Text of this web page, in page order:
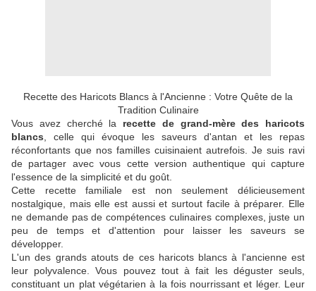
Recette des Haricots Blancs à l'Ancienne : Votre Quête de la
Tradition Culinaire
Vous avez cherché la recette de grand-mère des haricots
blancs , celle qui évoque les saveurs d'antan et les repas
réconfortants que nos familles cuisinaient autrefois. Je suis ravi
de partager avec vous cette version authentique qui capture
l'essence de la simplicité et du goût.
Cette recette familiale est non seulement délicieusement
nostalgique, mais elle est aussi et surtout facile à préparer. Elle
ne demande pas de compétences culinaires complexes, juste un
peu de temps et d'attention pour laisser les saveurs se
développer.
L'un des grands atouts de ces haricots blancs à l'ancienne est
leur polyvalence. Vous pouvez tout à fait les déguster seuls,
constituant un plat végétarien à la fois nourrissant et léger. Leur